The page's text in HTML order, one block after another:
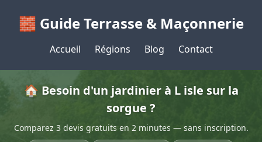
🧱 Guide Terrasse & Maçonnerie
Accueil Régions Blog Contact
🏠 Besoin d'un jardinier à L isle sur la
sorgue ?
Comparez 3 devis gratuits en 2 minutes — sans inscription.